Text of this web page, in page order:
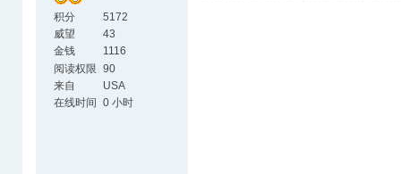
积分
5172
威望
43
金钱
1116
阅读权限 90
来自
USA
在线时间
0 小时